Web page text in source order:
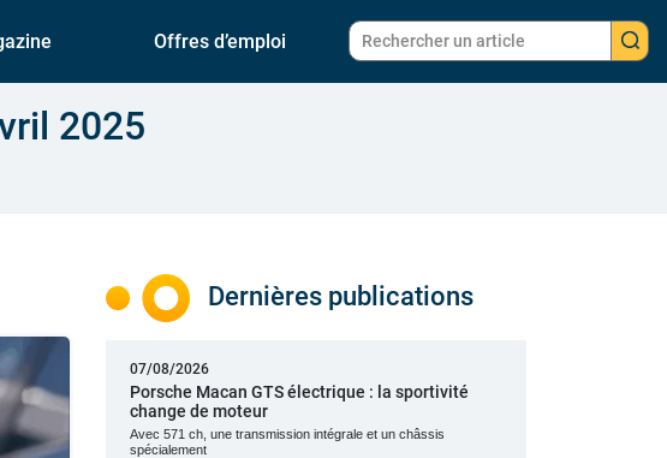
Offres d’emploi
2025
Dernières publications
07/08/2026
Porsche Macan GTS électrique : la sportivité
change de moteur
Avec 571 ch, une transmission intégrale et un châssis
spécialement